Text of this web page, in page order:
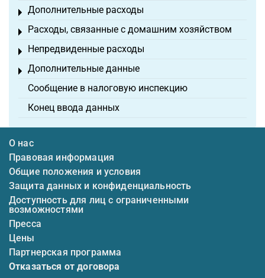
Дополнительные расходы
Toggle menu
Расходы, связанные с домашним хозяйством
Toggle menu
Непредвиденные расходы
Toggle menu
Дополнительные данные
Toggle menu
Сообщение в налоговую инспекцию
Конец ввода данных
О нас
Правовая информация
Общие положения и условия
Защита данных и конфиденциальность
Доступность для лиц с ограниченными
возможностями
Пресса
Цены
Партнерская программа
Отказаться от договора